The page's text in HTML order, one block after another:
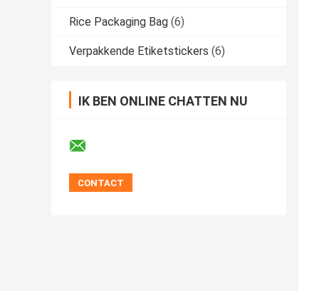
Rice Packaging Bag (6)
Verpakkende Etiketstickers (6)
IK BEN ONLINE CHATTEN NU